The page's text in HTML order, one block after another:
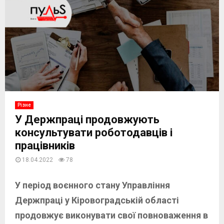
Різне
У Держпраці продовжують
консультувати роботодавців і
працівників
18.04.2022 78
У період воєнного стану Управління
Держпраці у Кіровоградській області
продовжує виконувати свої повноваження в